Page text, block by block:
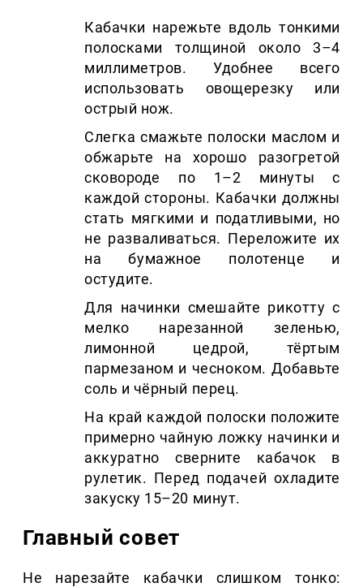
Кабачки нарежьте вдоль тонкими
полосками толщиной около 3–4
миллиметров. Удобнее всего
использовать овощерезку или
острый нож.
Слегка смажьте полоски маслом и
обжарьте на хорошо разогретой
сковороде по 1–2 минуты с
каждой стороны. Кабачки должны
стать мягкими и податливыми, но
не разваливаться. Переложите их
на бумажное полотенце и
остудите.
Для начинки смешайте рикотту с
мелко нарезанной зеленью,
лимонной цедрой, тёртым
пармезаном и чесноком. Добавьте
соль и чёрный перец.
На край каждой полоски положите
примерно чайную ложку начинки и
аккуратно сверните кабачок в
рулетик. Перед подачей охладите
закуску 15–20 минут.
Главный совет
Не нарезайте кабачки слишком тонко: